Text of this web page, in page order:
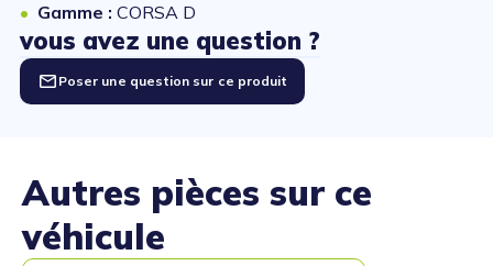
Gamme : CORSA D
vous avez une question ?
Poser une question sur ce produit
Autres pièces sur ce
véhicule